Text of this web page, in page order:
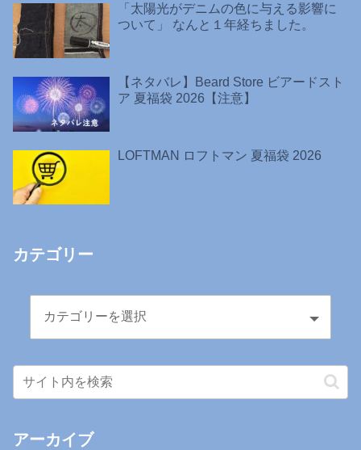
「太陽光がデニムの色に与える影響に
ついて」 なんと１年経ちました。
【ネタバレ】Beard Store ビアードスト
ア 夏福袋 2026【注意】
LOFTMAN ロフトマン 夏福袋 2026
カテゴリー
アーカイブ